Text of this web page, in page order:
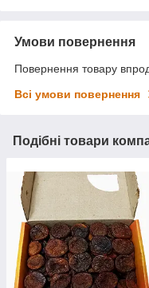
Умови повернення
Повернення товару
Всі умови повернення
Подібні товари